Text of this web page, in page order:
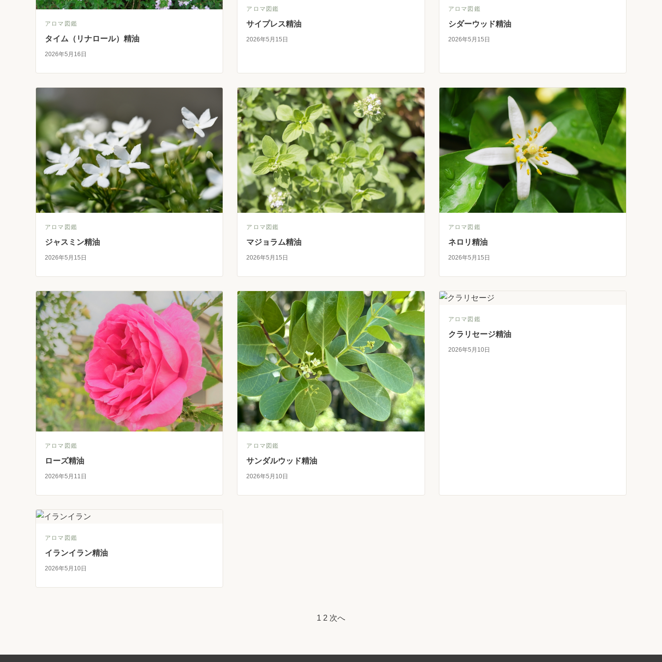
アロマ図鑑
タイム（リナロール）精油
2026年5月16日
アロマ図鑑
サイプレス精油
2026年5月15日
アロマ図鑑
シダーウッド精油
2026年5月15日
アロマ図鑑
ジャスミン精油
2026年5月15日
アロマ図鑑
マジョラム精油
2026年5月15日
アロマ図鑑
ネロリ精油
2026年5月15日
アロマ図鑑
ローズ精油
2026年5月11日
アロマ図鑑
サンダルウッド精油
2026年5月10日
アロマ図鑑
クラリセージ精油
2026年5月10日
アロマ図鑑
イランイラン精油
2026年5月10日
の
1 2 次へ